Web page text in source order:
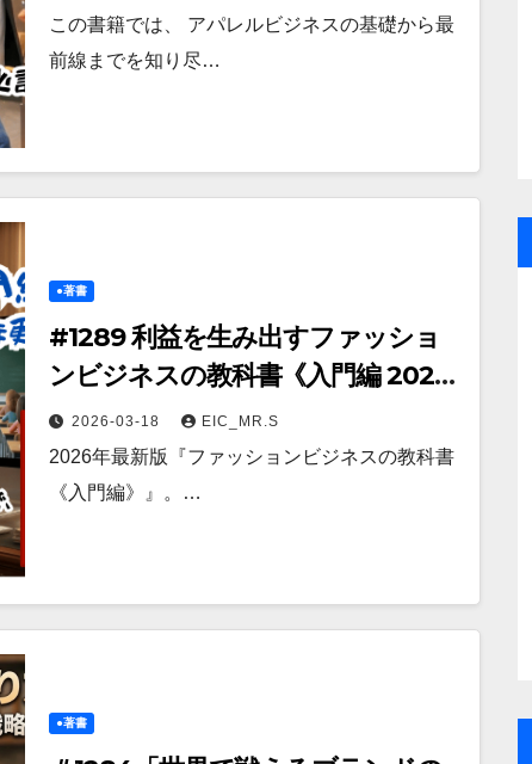
この書籍では、 アパレルビジネスの基礎から最
前線までを知り尽…
●著書
#1289 利益を生み出すファッショ
ンビジネスの教科書《入門編 2026
年更新版》〜既存ブランドの業務改
善から新ブランド開発まで、「選ば
れる理由」を作る実践ガイド
2026-03-18 EIC_MR.S
2026年最新版『ファッションビジネスの教科書
《入門編》』。…
●著書